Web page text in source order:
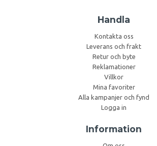
Handla
Kontakta oss
Leverans och frakt
Retur och byte
Reklamationer
Villkor
Mina favoriter
Alla kampanjer och fynd
Logga in
Information